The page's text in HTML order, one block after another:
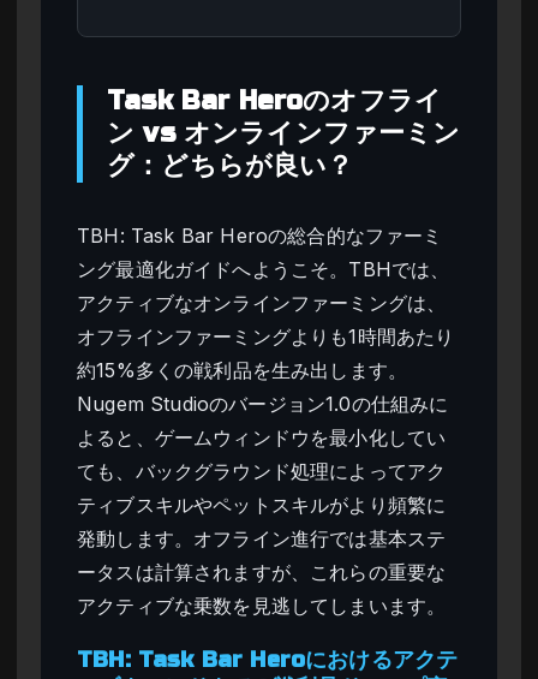
Task Bar Heroのオフライ
ン vs オンラインファーミン
グ：どちらが良い？
TBH: Task Bar Heroの総合的なファーミ
ング最適化ガイドへようこそ。TBHでは、
アクティブなオンラインファーミングは、
オフラインファーミングよりも1時間あたり
約15%多くの戦利品を生み出します。
Nugem Studioのバージョン1.0の仕組みに
よると、ゲームウィンドウを最小化してい
ても、バックグラウンド処理によってアク
ティブスキルやペットスキルがより頻繁に
発動します。オフライン進行では基本ステ
ータスは計算されますが、これらの重要な
アクティブな乗数を見逃してしまいます。
TBH: Task Bar Heroにおけるアクテ